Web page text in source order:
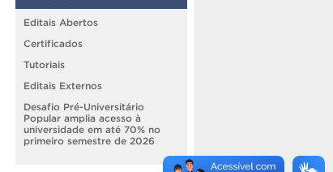
Editais Abertos
Certificados
Tutoriais
Editais Externos
Desafio Pré-Universitário
Popular amplia acesso à
universidade em até 70% no
primeiro semestre de 2026